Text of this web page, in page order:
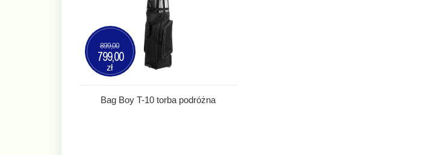
Bag Boy T-10 torba podróżna
899,00
799,00
zł